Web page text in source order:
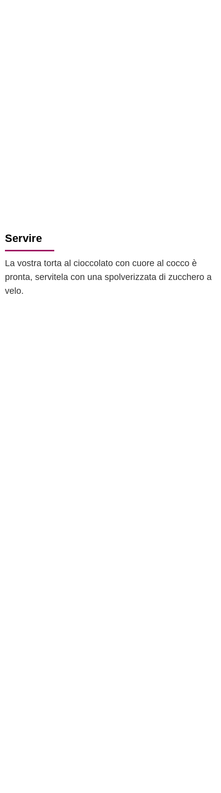
Servire
La vostra torta al cioccolato con cuore al cocco è
pronta, servitela con una spolverizzata di zucchero a
velo.